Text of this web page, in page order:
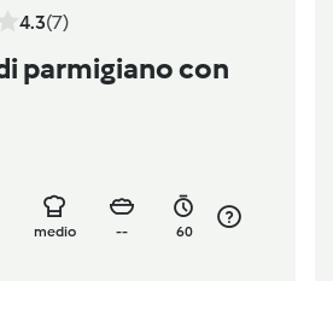
4.3(7)
parmigiano con
medio -- 60